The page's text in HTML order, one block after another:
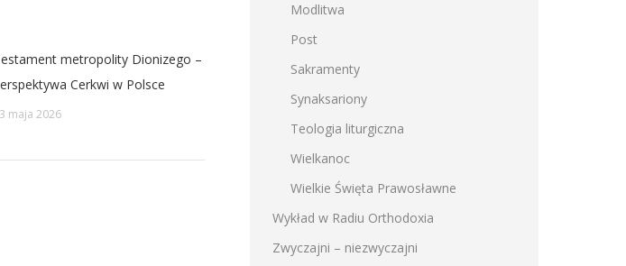
metropolity Dionizego –
Cerkwi w Polsce
maja 2026
Modlitwa
Post
Sakramenty
Synaksariony
Teologia liturgiczna
Wielkanoc
Wielkie Święta Prawosławne
Wykład w Radiu Orthodoxia
Zwyczajni – niezwyczajni